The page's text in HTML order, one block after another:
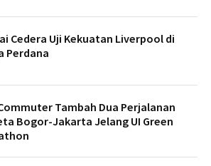
Cedera Uji Kekuatan Liverpool di
Perdana
Tambah Dua Perjalanan
Bogor-Jakarta Jelang UI Green